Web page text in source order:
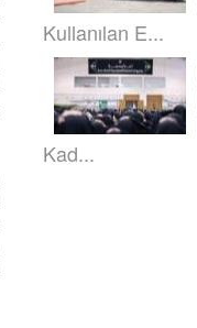
Kullanılan E...
Kad...